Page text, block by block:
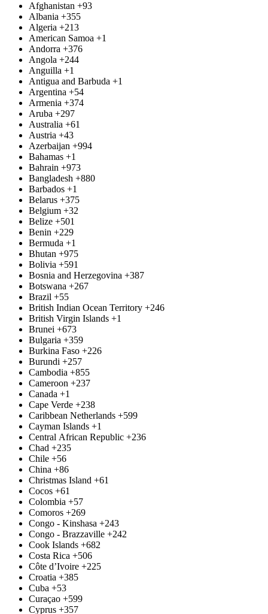
Afghanistan +93
Albania +355
Algeria +213
American Samoa +1
Andorra +376
Angola +244
Anguilla +1
Antigua and Barbuda +1
Argentina +54
Armenia +374
Aruba +297
Australia +61
Austria +43
Azerbaijan +994
Bahamas +1
Bahrain +973
Bangladesh +880
Barbados +1
Belarus +375
Belgium +32
Belize +501
Benin +229
Bermuda +1
Bhutan +975
Bolivia +591
Bosnia and Herzegovina +387
Botswana +267
Brazil +55
British Indian Ocean Territory +246
British Virgin Islands +1
Brunei +673
Bulgaria +359
Burkina Faso +226
Burundi +257
Cambodia +855
Cameroon +237
Canada +1
Cape Verde +238
Caribbean Netherlands +599
Cayman Islands +1
Central African Republic +236
Chad +235
Chile +56
China +86
Christmas Island +61
Cocos +61
Colombia +57
Comoros +269
Congo - Kinshasa +243
Congo - Brazzaville +242
Cook Islands +682
Costa Rica +506
Côte d’Ivoire +225
Croatia +385
Cuba +53
Curaçao +599
Cyprus +357